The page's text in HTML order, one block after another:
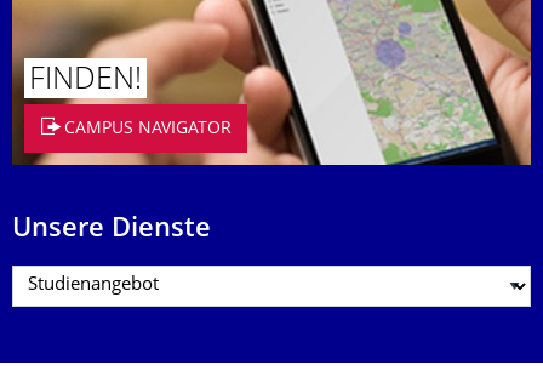
FINDEN!
CAMPUS NAVIGATOR
Unsere Dienste